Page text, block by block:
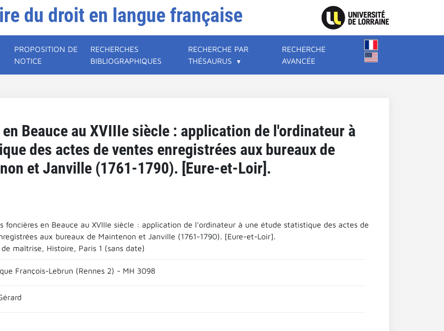
du droit en langue française
PROPOSITION DE
NOTICE
RECHERCHES
BIBLIOGRAPHIQUES
RECHERCHE PAR
THÉSAURUS
RECHERCHE
AVANCÉE
Beauce au XVIIIe siècle : application de l'ordinateur à
des actes de ventes enregistrées aux bureaux de
et Janville (1761-1790). [Eure-et-Loir].
foncières en Beauce au XVIIIe siècle : application de l'ordinateur à une étude statistique des actes de
aux bureaux de Maintenon et Janville (1761-1790). [Eure-et-Loir].
maîtrise, Histoire, Paris 1 (sans date)
François-Lebrun (Rennes 2) - MH 3098